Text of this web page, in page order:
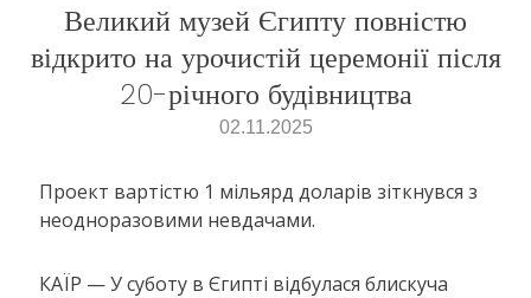
Великий музей Єгипту повністю
відкрито на урочистій церемонії після
20-річного будівництва
02.11.2025
Проект вартістю 1 мільярд доларів зіткнувся з
неодноразовими невдачами.
КАЇР — У суботу в Єгипті відбулася блискуча